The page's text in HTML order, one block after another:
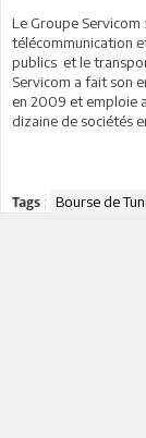
Le Groupe
télécommunication
publics et le
Servicom a fait son
en 2009 et emploie
dizaine de sociétés
Tags : Bourse de